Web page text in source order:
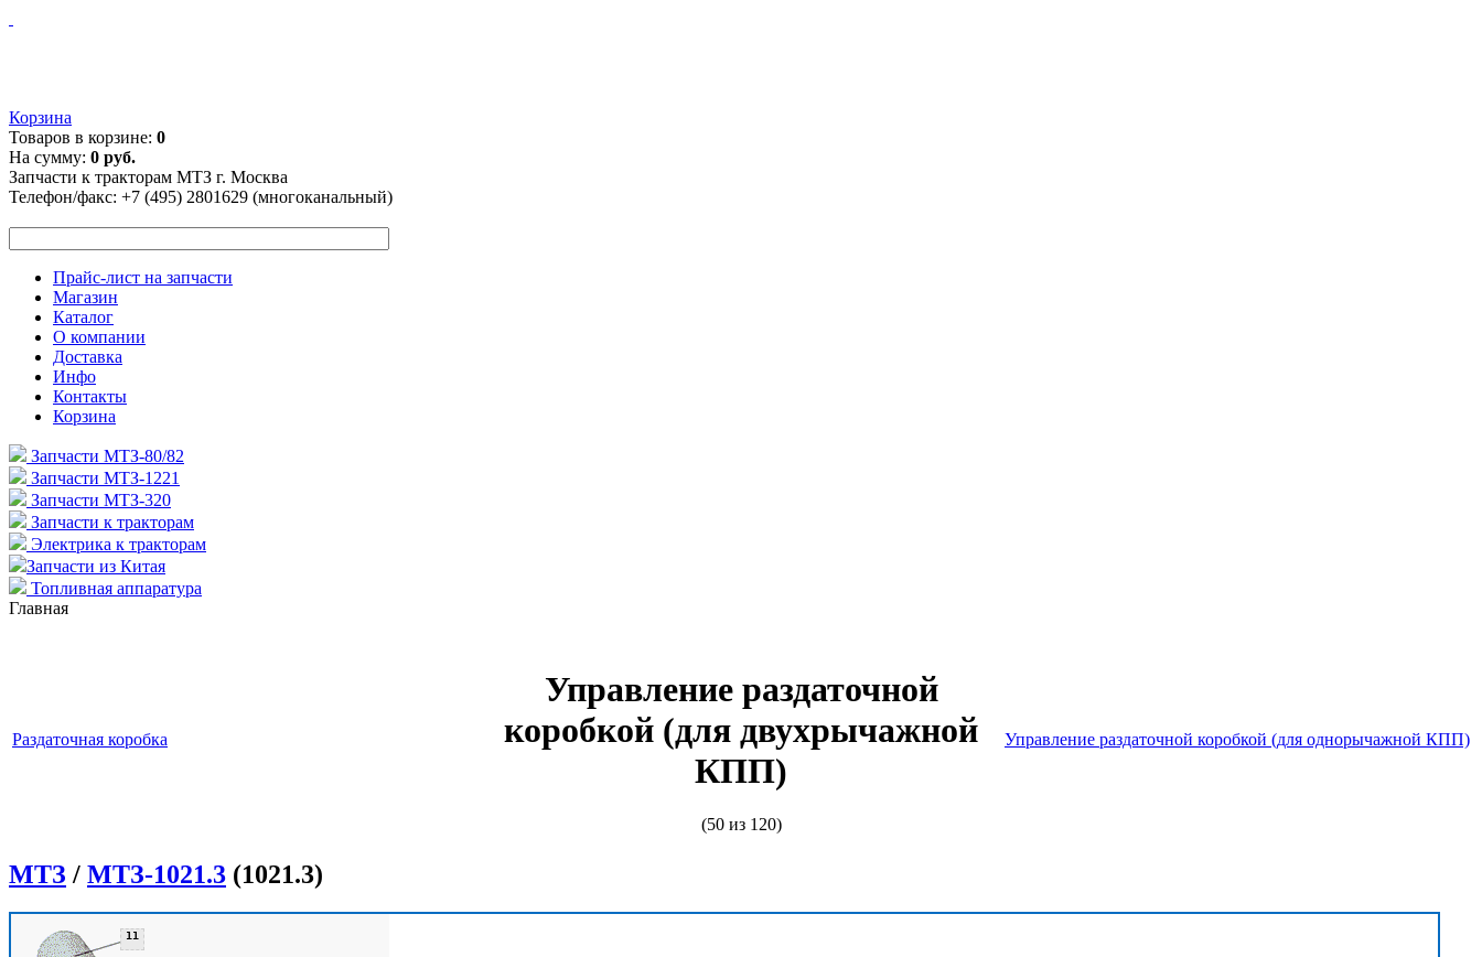
Корзина
Товаров в корзине: 0
На сумму: 0 руб.
Запчасти к тракторам МТЗ г. Москва
Телефон/факс: +7 (495) 2801629 (многоканальный)
Прайс-лист на запчасти
Магазин
Каталог
О компании
Доставка
Инфо
Контакты
Корзина
Запчасти МТЗ-80/82
Запчасти МТЗ-1221
Запчасти МТЗ-320
Запчасти к тракторам
Электрика к тракторам
Запчасти из Китая
Топливная аппаратура
Главная
Раздаточная коробка
Управление раздаточной
коробкой (для двухрычажной
КПП)
(50 из 120)
Управление раздаточной коробкой (для однорычажной КПП)
МТЗ / МТЗ-1021.3 (1021.3)
11